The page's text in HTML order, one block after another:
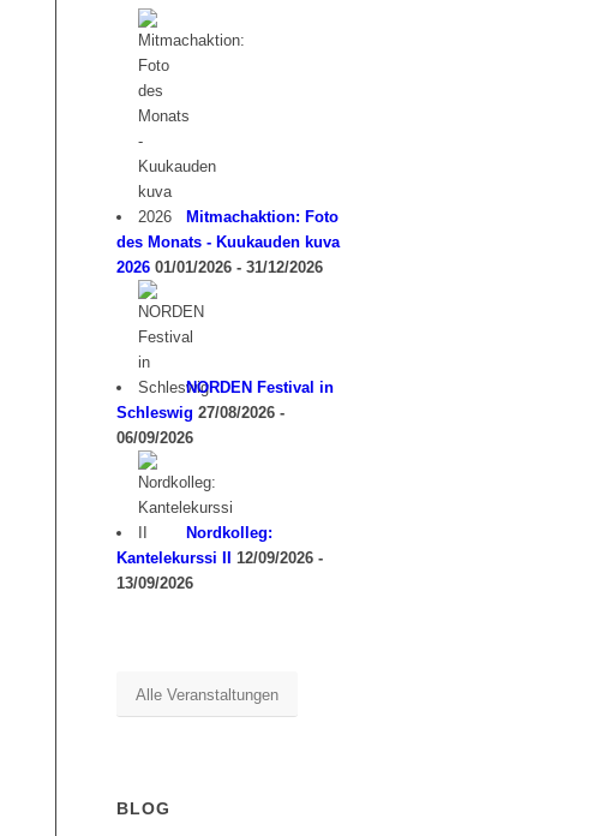
Mitmachaktion: Foto
des Monats - Kuukauden kuva
2026 01/01/2026 - 31/12/2026
NORDEN Festival in
Schleswig 27/08/2026 -
06/09/2026
Nordkolleg:
Kantelekurssi II
12/09/2026 -
13/09/2026
Alle Veranstaltungen
BLOG